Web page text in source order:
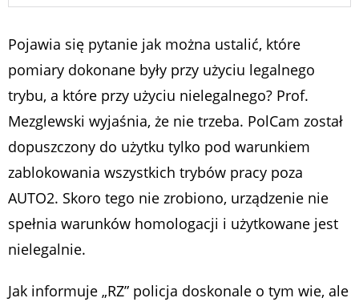
Pojawia się pytanie jak można ustalić, które
pomiary dokonane były przy użyciu legalnego
trybu, a które przy użyciu nielegalnego? Prof.
Mezglewski wyjaśnia, że nie trzeba. PolCam został
dopuszczony do użytku tylko pod warunkiem
zablokowania wszystkich trybów pracy poza
AUTO2. Skoro tego nie zrobiono, urządzenie nie
spełnia warunków homologacji i użytkowane jest
nielegalnie.
Jak informuje „RZ” policja doskonale o tym wie, ale